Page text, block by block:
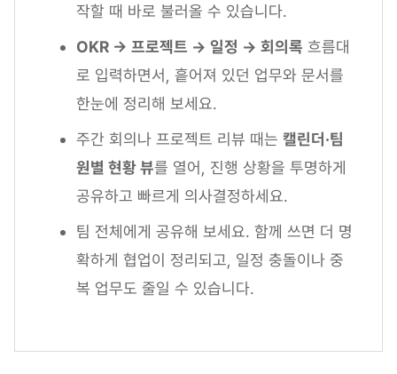
작할 때 바로 불러올 수 있습니다.
OKR → 프로젝트 → 일정 → 회의록 흐름대
로 입력하면서, 흩어져 있던 업무와 문서를
한눈에 정리해 보세요.
주간 회의나 프로젝트 리뷰 때는 캘린더·팀
원별 현황 뷰를 열어, 진행 상황을 투명하게
공유하고 빠르게 의사결정하세요.
팀 전체에게 공유해 보세요. 함께 쓰면 더 명
확하게 협업이 정리되고, 일정 충돌이나 중
복 업무도 줄일 수 있습니다.